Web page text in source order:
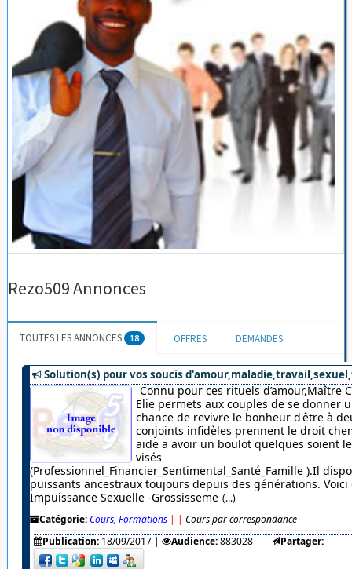
Rezo509 Annonces
TOUTES LES ANNONCES 18 OFFRES DEMANDES
Solution(s) pour vos soucis
Connu pour ces rituels d’amour,Maître
Elie permets aux couples de se donner
chance de revivre le bonheur d'être à
conjoints infidèles prennent le droit
aide a avoir un boulot quelques soient
visés
(Professionnel_Financier_Sentimental_Santé_Famille ).Il
puissants ancestraux toujours depuis des générations. Voici
Impuissance Sexuelle -Grossisseme (...)
Catégorie:Cours, Formations | | Cours par correspondance
Publication: 18/09/2017| Audience:883028 Partager: